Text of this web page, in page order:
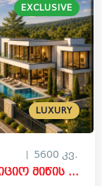
LUXURY
EXCLUSIVE
5600 კვ.
იყიდება სამშენებლო - საინვესტიციო მიწის ნაკვეთი დიღომი 8 ქუჩაზე, დიღმის ჭალა